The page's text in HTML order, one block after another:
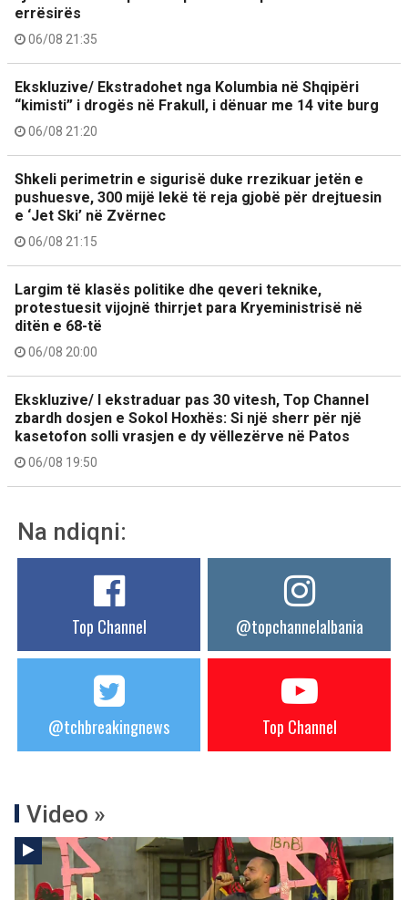
errësirës
06/08 21:35
Ekskluzive/ Ekstradohet nga Kolumbia në Shqipëri
“kimisti” i drogës në Frakull, i dënuar me 14 vite burg
06/08 21:20
Shkeli perimetrin e sigurisë duke rrezikuar jetën e
pushuesve, 300 mijë lekë të reja gjobë për drejtuesin
e ‘Jet Ski’ në Zvërnec
06/08 21:15
Largim të klasës politike dhe qeveri teknike,
protestuesit vijojnë thirrjet para Kryeministrisë në
ditën e 68-të
06/08 20:00
Ekskluzive/ I ekstraduar pas 30 vitesh, Top Channel
zbardh dosjen e Sokol Hoxhës: Si një sherr për një
kasetofon solli vrasjen e dy vëllezërve në Patos
06/08 19:50
Na ndiqni:
Top Channel @topchannelalbania
@tchbreakingnews Top Channel
Video »